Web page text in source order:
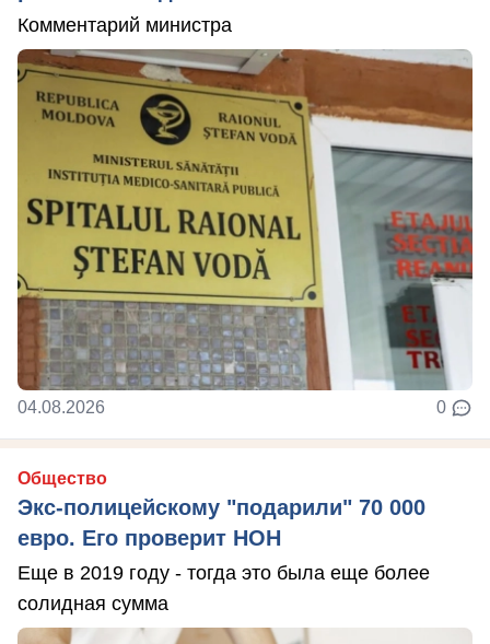
Комментарий министра
04.08.2026 0
Общество
Экс-полицейскому "подарили" 70 000
евро. Его проверит НОН
Еще в 2019 году - тогда это была еще более
солидная сумма